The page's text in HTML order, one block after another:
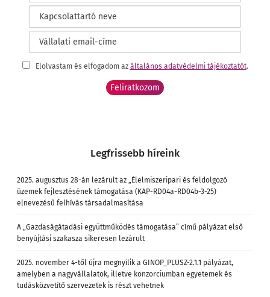
Elolvastam és elfogadom az általános adatvédelmi tájékoztatót.
Legfrissebb híreink
2025. augusztus 28-án lezárult az „Élelmiszeripari és feldolgozó
üzemek fejlesztésének támogatása (KAP-RD04a-RD04b-3-25)
elnevezésű felhívás társadalmasítása
A „Gazdaságátadási együttműködés támogatása” című pályázat első
benyújtási szakasza sikeresen lezárult
2025. november 4-től újra megnyílik a GINOP_PLUSZ-2.1.1 pályázat,
amelyben a nagyvállalatok, illetve konzorciumban egyetemek és
tudásközvetítő szervezetek is részt vehetnek